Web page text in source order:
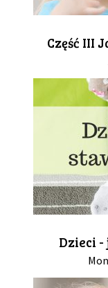
Część III
Dzieci